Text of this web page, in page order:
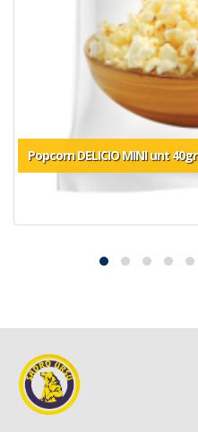
Popcorn DELICIO MINI unt 40gr